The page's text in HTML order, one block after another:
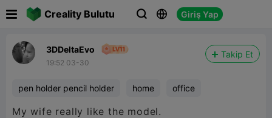
Creality Bulutu   Giriş Yap
3DDeltaEvo
19:52 03-30
Takip Et
pen holder pencil holder home office
My wife really like the model.